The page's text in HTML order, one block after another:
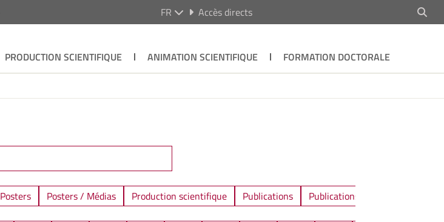
FR Accès directs
PRODUCTION SCIENTIFIQUE ANIMATION SCIENTIFIQUE
FORMATION DOCTORALE
Posters Posters / Médias Production scientifique Publications
Publications / Communications